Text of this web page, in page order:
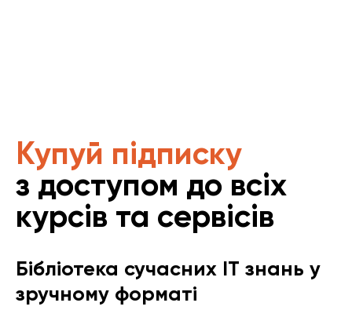
Купуй підписку
з доступом до всіх
курсів та сервісів
Бібліотека сучасних IT знань у
зручному форматі